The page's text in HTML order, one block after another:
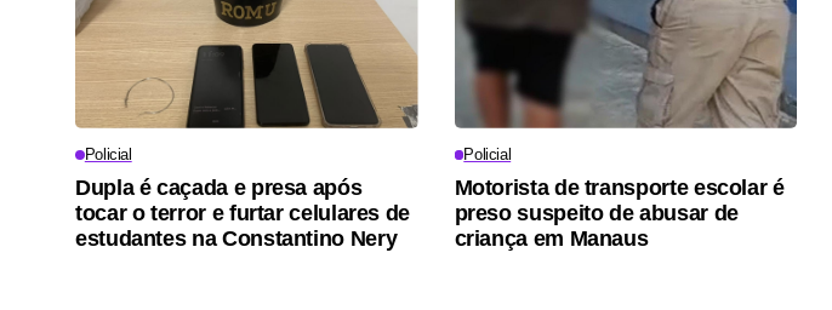
Policial
Dupla é caçada e presa após
tocar o terror e furtar celulares de
estudantes na Constantino Nery
Policial
Motorista de transporte escolar é
preso suspeito de abusar de
criança em Manaus